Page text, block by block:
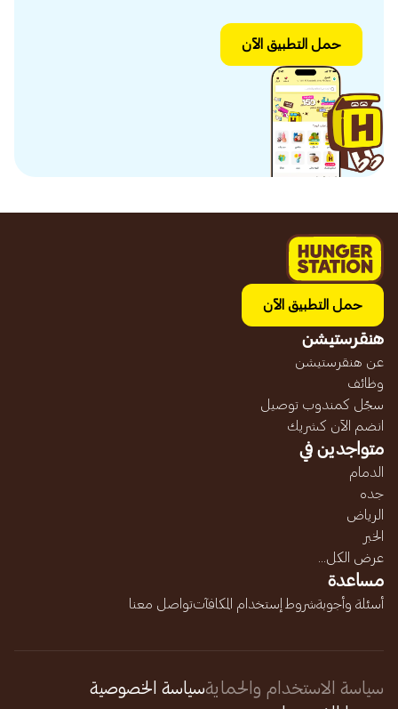
حمل التطبيق الآن
حمل التطبيق الآن
هنقرستيشن
عن هنقرستيشن
وظائف
سجّل كمندوب توصيل
انضم الآن كشريك
متواجدين في
الدمام
جده
الرياض
الخبر
عرض الكل...
مساعدة
أسئلة وأجوبةشروط إستخدام المكافآتتواصل معنا
سياسة الاستخدام والحمايةسياسة الخصوصية